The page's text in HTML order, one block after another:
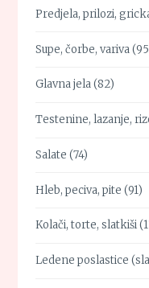
Predjela, prilozi,
Supe, čorbe, variva
Glavna jela(82)
Testenine, lazanje,
Salate (74)
Hleb, peciva, pite (91)
Kolači, torte, slatkiši
Ledene poslastice